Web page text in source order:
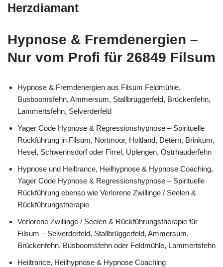
Herzdiamant
Hypnose & Fremdenergien –
Nur vom Profi für 26849 Filsum
Hypnose & Fremdenergien aus Filsum Feldmühle,
Busboomsfehn, Ammersum, Stallbrüggerfeld, Brückenfehn,
Lammertsfehn, Selverderfeld
Yager Code Hypnose & Regressionshypnose – Spirituelle
Rückführung in Filsum, Nortmoor, Holtland, Detern, Brinkum,
Hesel, Schwerinsdorf oder Firrel, Uplengen, Ostrhauderfehn
Hypnose und Heiltrance, Heilhypnose & Hypnose Coaching,
Yager Code Hypnose & Regressionshypnose – Spirituelle
Rückführung ebenso wie Verlorene Zwillinge / Seelen &
Rückführungstherapie
Verlorene Zwillinge / Seelen & Rückführungstherapie für
Filsum – Selverderfeld, Stallbrüggerfeld, Ammersum,
Brückenfehn, Busboomsfehn oder Feldmühle, Lammertsfehn
Heiltrance, Heilhypnose & Hypnose Coaching